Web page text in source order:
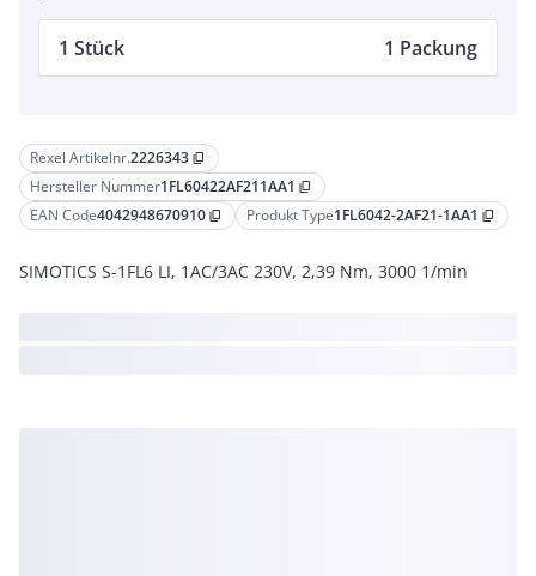
Rexel Artikelnr.2226343 content_copy
Hersteller Nummer1FL60422AF211AA1 content_copy
EAN Code4042948670910 content_copy Produkt Type1FL6042-2AF21-1AA1 content_copy
SIMOTICS S-1FL6 LI, 1AC/3AC 230V, 2,39 Nm, 3000 1/min
1 Stück 1 Packung